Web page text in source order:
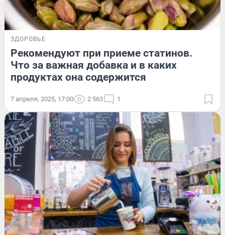
ЗДОРОВЬЕ
Рекомендуют при приеме статинов.
Что за важная добавка и в каких
продуктах она содержится
7 апреля, 2025, 17:00 2 563 1